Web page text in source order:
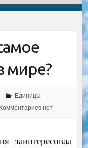
мире?
Единицы
Комментариев нет
заинтересовал